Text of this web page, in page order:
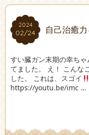
2024
02/24
2024
02/24 自己治癒
すい臓ガン末期の幸ち
てました。 え！ こんな
した。 これは、スゴイ
https://youtu.be/imc …